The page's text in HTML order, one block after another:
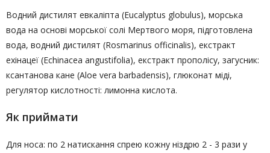
Водний дистилят евкаліпта (Eucalyptus globulus), морська
вода на основі морської солі Мертвого моря, підготовлена
вода, водний дистилят (Rosmarinus officinalis), екстракт
ехінацеї (Echinacea angustifolia), екстракт прополісу, загусник:
ксантанова кане (Aloe vera barbadensis), глюконат міді,
регулятор кислотності: лимонна кислота.
Як приймати
Для носа: по 2 натискання спрею кожну ніздрю 2 - 3 рази у